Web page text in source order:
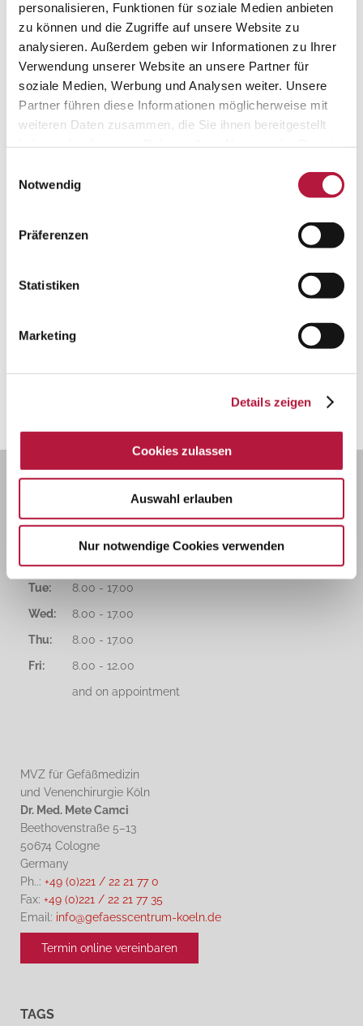
personalisieren, Funktionen für soziale Medien anbieten
zu können und die Zugriffe auf unsere Website zu
analysieren. Außerdem geben wir Informationen zu Ihrer
Verwendung unserer Website an unsere Partner für
soziale Medien, Werbung und Analysen weiter. Unsere
Partner führen diese Informationen möglicherweise mit
weiteren Daten zusammen, die Sie ihnen bereitgestellt
Cookies, wenn Sie unsere Webseite weiterhin nutzen.
Notwendig
Präferenzen
Statistiken
Marketing
Details zeigen
Cookies zulassen
Auswahl erlauben
Nur notwendige Cookies verwenden
SURGICAL THERAPY
Minimally-invasive Varicose Vein
Surgery
Traditional Varicose Vein Surgery
Arterial Vascular Surgery
CONSULTATION HOURS
Mon:
8.00 - 17.00
Tue:
8.00 - 17.00
Wed:
8.00 - 17.00
Thu:
8.00 - 17.00
Fri:
8.00 - 12.00
and on appointment
MVZ für Gefäßmedizin
und Venenchirurgie Köln
Dr. Med. Mete Camci
Beethovenstraße 5–13
50674 Cologne
Germany
Ph..: +49 (0)221 / 22 21 77 0
Fax: +49 (0)221 / 22 21 77 35
Email: info@gefaesscentrum-koeln.de
Termin online vereinbaren
TAGS